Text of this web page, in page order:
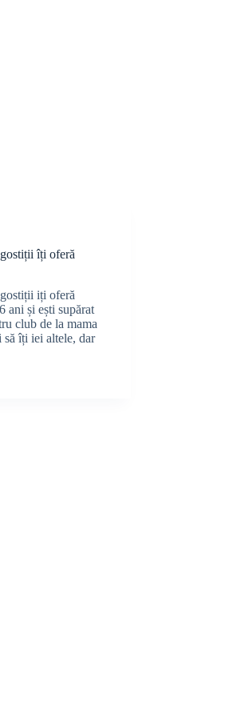
îți oferă
iți oferă
ani și ești supărat
club de la mama
să îți iei altele, dar